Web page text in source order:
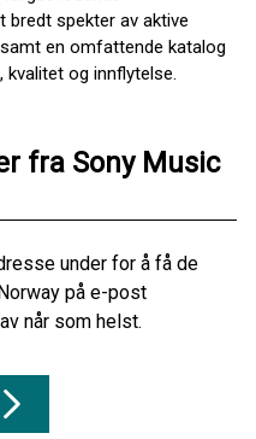
bredt spekter av aktive
en omfattende katalog
og innflytelse.
fra Sony Music
under for å få de
på e-post
når som helst.